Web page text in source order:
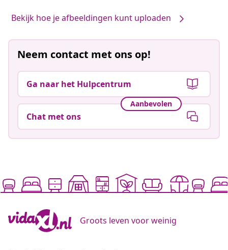
Bekijk hoe je afbeeldingen kunt uploaden
Neem contact met ons op!
Ga naar het Hulpcentrum
Aanbevolen
Chat met ons
Groots leven voor weinig